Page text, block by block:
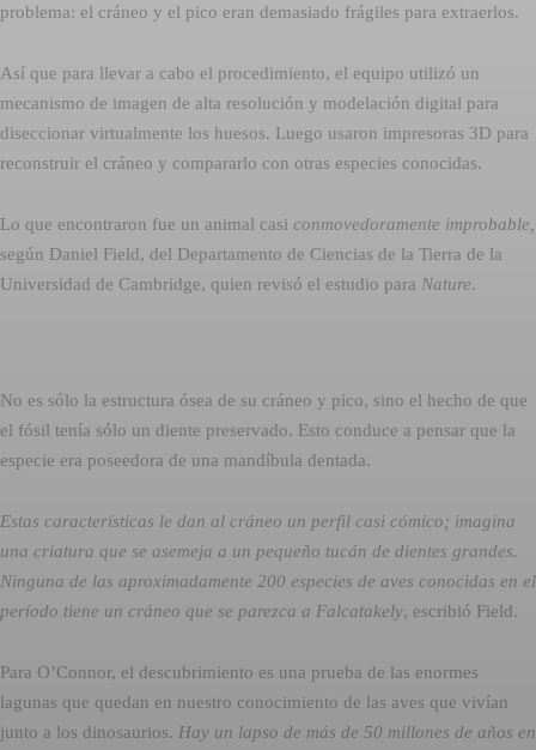
problema: el cráneo y el pico eran demasiado frágiles para extraerlos.
Así que para llevar a cabo el procedimiento, el equipo utilizó un
mecanismo de imagen de alta resolución y modelación digital para
diseccionar virtualmente los huesos. Luego usaron impresoras 3D para
reconstruir el cráneo y compararlo con otras especies conocidas.
Lo que encontraron fue un animal casi conmovedoramente improbable,
según Daniel Field, del Departamento de Ciencias de la Tierra de la
Universidad de Cambridge, quien revisó el estudio para Nature.
No es sólo la estructura ósea de su cráneo y pico, sino el hecho de que
el fósil tenía sólo un diente preservado. Esto conduce a pensar que la
especie era poseedora de una mandíbula dentada.
Estas características le dan al cráneo un perfil casi cómico; imagina
una criatura que se asemeja a un pequeño tucán de dientes grandes.
Ninguna de las aproximadamente 200 especies de aves conocidas en el
período tiene un cráneo que se parezca a Falcatakely, escribió Field.
Para O’Connor, el descubrimiento es una prueba de las enormes
lagunas que quedan en nuestro conocimiento de las aves que vivían
junto a los dinosaurios. Hay un lapso de más de 50 millones de años en